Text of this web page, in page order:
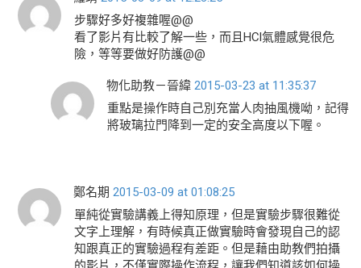
步驟好多好複雜喔@@
看了影片有比較了解一些，而且HCl氣體感覺很危
險，等等要做好防護@@
物化助教－晉緯 2015-03-23 at 11:35:37
重點是操作時自己別充當人肉抽風機呦，記得
將玻璃拉門降到一定的安全高度以下喔。
鄭名期 2015-03-09 at 01:08:25
單純從實驗講義上得知原理，但是實驗步驟很難從
文字上理解，有時候真正做實驗時會發現自己的認
知跟真正的實驗過程有差距。但是藉由助教們拍攝